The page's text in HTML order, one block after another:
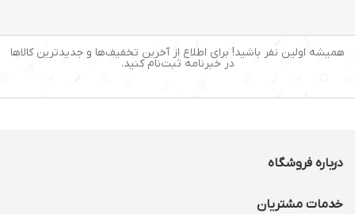
همیشه اولین نفر باشید! برای اطلاع از آخرین تخفیف‌ها و جدیدترین کالاها
در خبرنامه ثبت‌نام کنید.
درباره فروشگاه
خدمات مشتریان